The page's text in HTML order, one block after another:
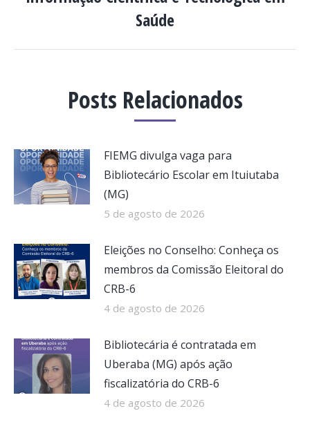
post:
Saúde
Posts Relacionados
FIEMG divulga vaga para
Bibliotecário Escolar em Ituiutaba
(MG)
5 de agosto de 2026
Eleições no Conselho: Conheça os
membros da Comissão Eleitoral do
CRB-6
4 de agosto de 2026
Bibliotecária é contratada em
Uberaba (MG) após ação
fiscalizatória do CRB-6
4 de agosto de 2026